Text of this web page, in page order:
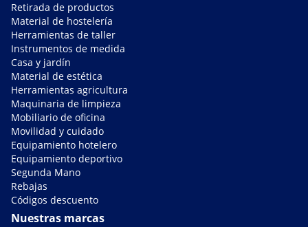
Retirada de productos
Material de hostelería
Herramientas de taller
Instrumentos de medida
Casa y jardín
Material de estética
Herramientas agricultura
Maquinaria de limpieza
Mobiliario de oficina
Movilidad y cuidado
Equipamiento hotelero
Equipamiento deportivo
Segunda Mano
Rebajas
Códigos descuento
Nuestras marcas